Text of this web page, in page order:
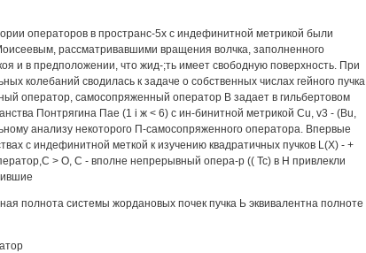
операторов в пространс-5х с индефинитной метрикой были
рассматривавшими вращения волчка, заполненного
и в предположении, что жид-;ть имеет свободную поверхность. При
колебаний сводилась к задаче о собственных числах гейного пучка
оператор, самосопряженный оператор В задает в гильбертовом
Понтрягина Пае (1 i ж < 6) с ин-бинитной метрикой Cu, v3 - (Bu,
анализу некоторого П-самосопряженного оператора. Впервые
с индефинитной меткой к изучению квадратичных пучков L(X) - +
> О, С - вполне непрерывный опера-р (( Тс) в Н привлекли
полнота системы жордановых почек пучка Ь эквивалентна полноте